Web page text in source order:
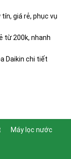
giá rẻ, phục vụ
từ 200k, nhanh
Daikin chi tiết
Máy lọc nước